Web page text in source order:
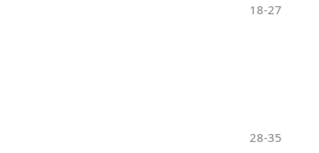
18-27
28-35